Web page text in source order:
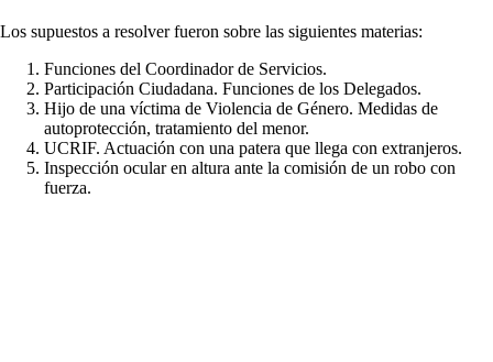
Los supuestos a resolver fueron sobre las siguientes materias:
Funciones del Coordinador de Servicios.
Participación Ciudadana. Funciones de los Delegados.
Hijo de una víctima de Violencia de Género. Medidas de
autoprotección, tratamiento del menor.
UCRIF. Actuación con una patera que llega con extranjeros.
Inspección ocular en altura ante la comisión de un robo con
fuerza.